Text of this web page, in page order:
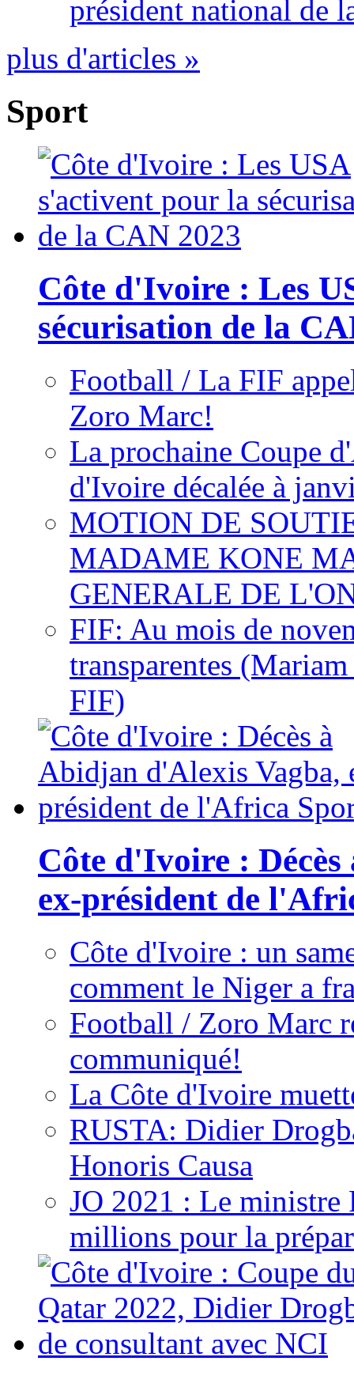
président national de
plus d'articles »
Sport
Côte d'Ivoire : Les
sécurisation de la
Football / La FIF
Zoro Marc!
La prochaine Coupe
d'Ivoire décalée à
MOTION DE
MADAME KONE
GENERALE DE
FIF: Au mois de
transparentes
FIF)
Côte d'Ivoire :
ex-président de
Côte d'Ivoire : un
comment le Niger a
Football / Zoro Marc
communiqué!
La Côte d'Ivoire
RUSTA: Didier
Honoris Causa
JO 2021 : Le ministre
millions pour la